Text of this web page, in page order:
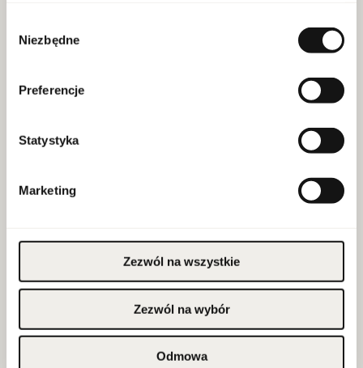
zgody
Niezbędne
Preferencje
Statystyka
Marketing
Zezwól na wszystkie
Zezwól na wybór
Odmowa
WIĘCEJ
Armaf Club de Nuit Untold Edp 105ml
EAN:6294015164176
Pojemność:105 ml
Marka: Armaf